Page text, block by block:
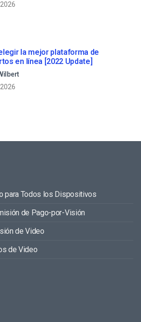
la mejor plataforma de
conciertos en línea [2022 Update]
para Todos los Dispositivos
de Pago-por-Visión
de Video
de Video